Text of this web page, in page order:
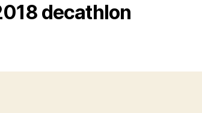
decathlon